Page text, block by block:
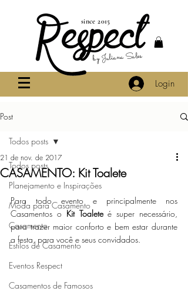
Login
since 2015
by Juliana Sales
Post
Todos posts
Planejamento e Inspirações
Moda para Casamento
Casamento
Estilos de Casamento
Eventos Respect
Casamentos de Famosos
Todos posts
CASAMENTO: Kit Toalete
21 de nov. de 2017
Para todo evento e principalmente nos
Casamentos o Kit Toalete é super necessário,
para trazer maior conforto e bem estar durante
a festa, para você e seus convidados.